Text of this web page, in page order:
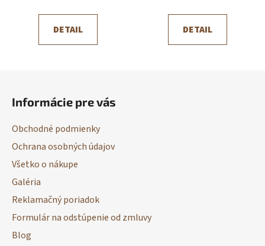
DETAIL DETAIL
Informácie pre vás
Obchodné podmienky
Ochrana osobných údajov
Všetko o nákupe
Galéria
Reklamačný poriadok
Formulár na odstúpenie od zmluvy
Blog